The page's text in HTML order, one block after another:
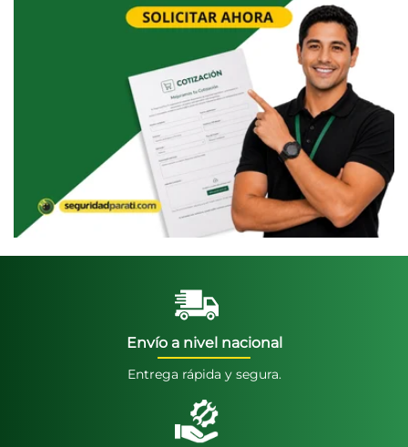
Envío a nivel nacional
Entrega rápida y segura.